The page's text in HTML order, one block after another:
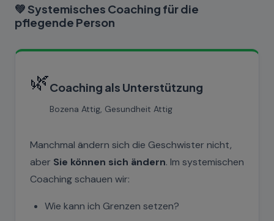
💚 Systemisches Coaching für die
pflegende Person
🌿Coaching als Unterstützung
Bozena Attig, Gesundheit Attig
Manchmal ändern sich die Geschwister nicht,
aber Sie können sich ändern. Im systemischen
Coaching schauen wir:
Wie kann ich Grenzen setzen?